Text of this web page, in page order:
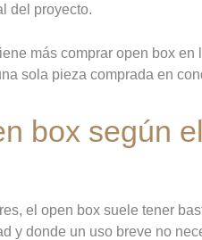
del proyecto.
más comprar open box
sola pieza comprada en
box según
el open box suele tener
y donde un uso breve no